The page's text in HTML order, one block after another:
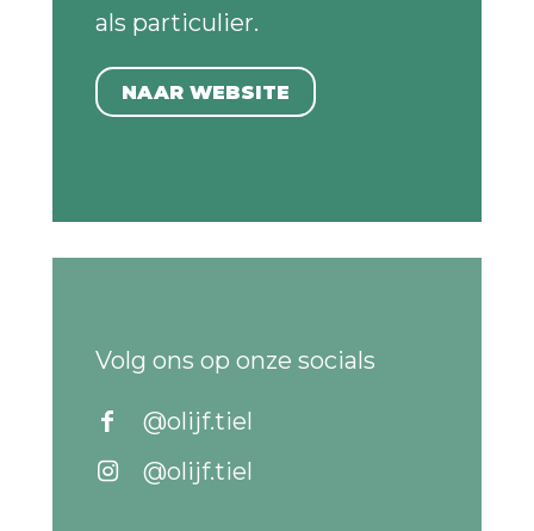
als particulier.
NAAR WEBSITE
Volg ons op onze socials
@olijf.tiel
@olijf.tiel